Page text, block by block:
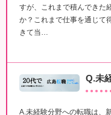
すが、これまで積んできた
か？これまで仕事を通じて
きて当…
Q.未
A.未経験分野への転職は、